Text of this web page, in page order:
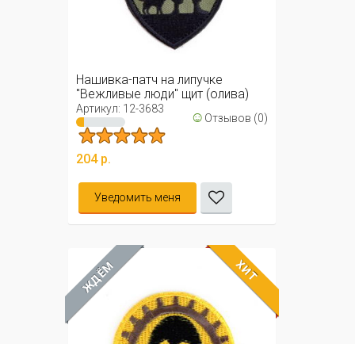
Нашивка-патч на липучке
"Вежливые люди" щит (олива)
Артикул: 12-3683 ☺ Отзывов (0)
204 р.
Уведомить меня
ЖДЁМ ХИТ